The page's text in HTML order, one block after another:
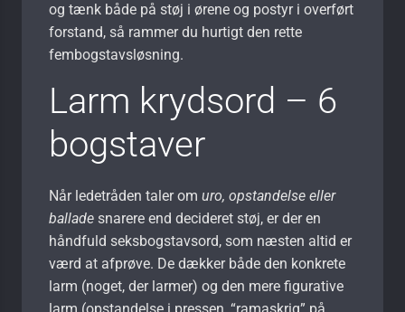
og tænk både på støj i ørene og postyr i overført
forstand, så rammer du hurtigt den rette
fembogstavsløsning.
Larm krydsord – 6
bogstaver
Når ledetråden taler om uro, opstandelse eller
ballade snarere end decideret støj, er der en
håndfuld seksbogstavsord, som næsten altid er
værd at afprøve. De dækker både den konkrete
larm (noget, der larmer) og den mere figurative